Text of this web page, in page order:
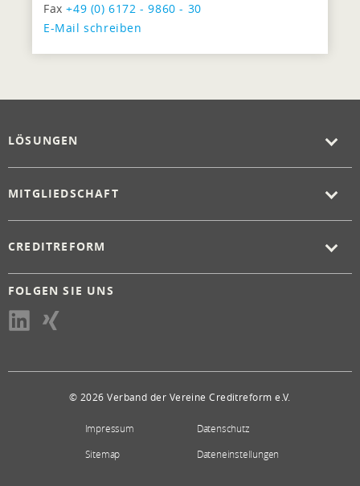
Fax+49 (0) 6172 - 9860 - 30
E-Mail schreiben
LÖSUNGEN
MITGLIEDSCHAFT
CREDITREFORM
FOLGEN SIE UNS
© 2026 Verband der Vereine Creditreform e.V.
Impressum
Datenschutz
Sitemap
Dateneinstellungen